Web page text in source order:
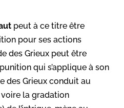
peut à ce titre être
pour ses actions
des Grieux peut être
qui s’applique à son
des Grieux conduit au
la gradation